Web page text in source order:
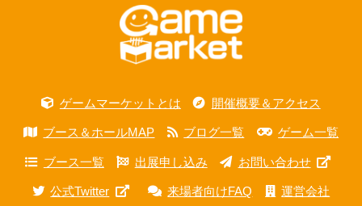
ゲームマーケットとは 開催概要＆アクセス
ブース＆ホールMAP ブログ一覧 ゲーム一覧
ブース一覧 出展申し込み お問い合わせ
公式Twitter 来場者向けFAQ 運営会社